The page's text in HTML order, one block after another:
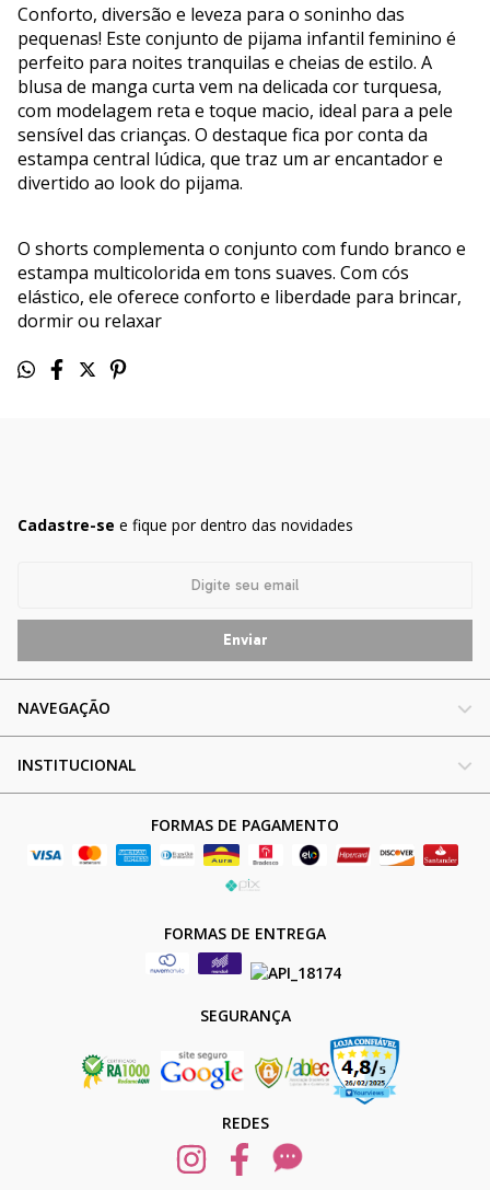
Conforto, diversão e leveza para o soninho das
pequenas! Este conjunto de pijama infantil feminino é
perfeito para noites tranquilas e cheias de estilo. A
blusa de manga curta vem na delicada cor turquesa,
com modelagem reta e toque macio, ideal para a pele
sensível das crianças. O destaque fica por conta da
estampa central lúdica, que traz um ar encantador e
divertido ao look do pijama.
O shorts complementa o conjunto com fundo branco e
estampa multicolorida em tons suaves. Com cós
elástico, ele oferece conforto e liberdade para brincar,
dormir ou relaxar
Cadastre-se e fique por dentro das novidades
NAVEGAÇÃO
INSTITUCIONAL
FORMAS DE PAGAMENTO
FORMAS DE ENTREGA
SEGURANÇA
REDES